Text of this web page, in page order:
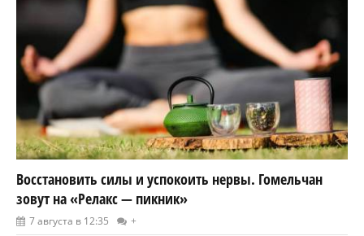
Восстановить силы и успокоить нервы. Гомельчан
зовут на «Релакс — пикник»
7 августа в 12:35 +